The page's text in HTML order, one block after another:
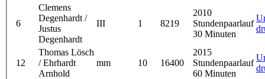
6
Clemens
Degenhardt /
Justus
Degenhardt
III 1 8219
2010
Stundenpaarlauf
30 Minuten
12
Thomas Lösch
/ Ehrhardt
Arnhold
mm 10 16400
2015
Stundenpaarlauf
60 Minuten